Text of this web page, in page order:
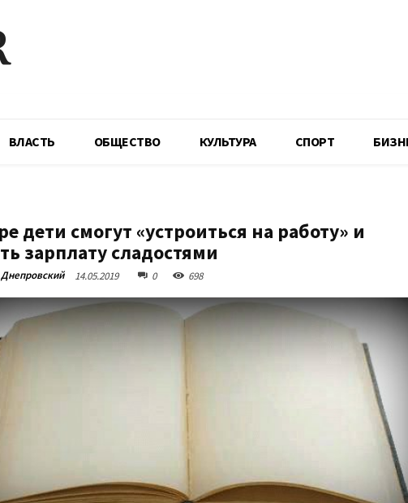
ВЛАСТЬ ОБЩЕСТВО КУЛЬТУРА СПОРТ
дети смогут «устроиться на работу» и
зарплату сладостями
14.05.2019 0 698